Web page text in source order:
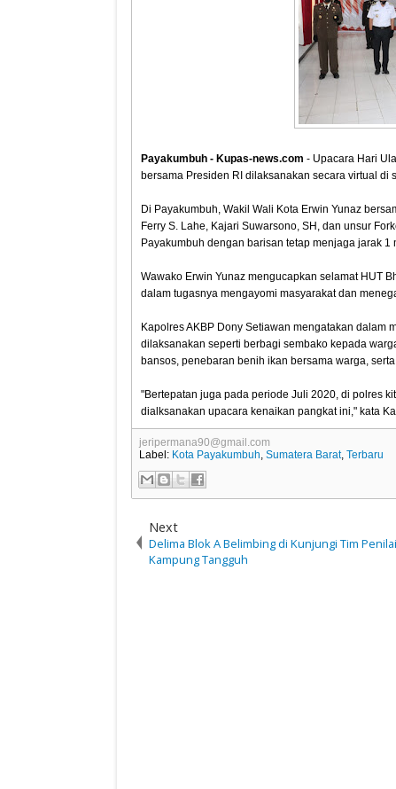
Payakumbuh - Kupas-news.com- Upacara Hari
bersama Presiden RI dilaksanakan secara virtual
Di Payakumbuh, Wakil Wali Kota Erwin Yunaz
Ferry S. Lahe, Kajari Suwarsono, SH, dan unsur
Payakumbuh dengan barisan tetap menjaga jarak
Wawako Erwin Yunaz mengucapkan selamat HUT
dalam tugasnya mengayomi masyarakat dan
Kapolres AKBP Dony Setiawan mengatakan dalam
dilaksanakan seperti berbagi sembako kepada
bansos, penebaran benih ikan bersama warga,
"Bertepatan juga pada periode Juli 2020, di polres
dialksanakan upacara kenaikan pangkat ini," kata
jeripermana90@gmail.com
Label: Kota Payakumbuh,Sumatera Barat,Terbaru
Next
Delima Blok A Belimbing di Kunjungi Tim
Kampung Tangguh